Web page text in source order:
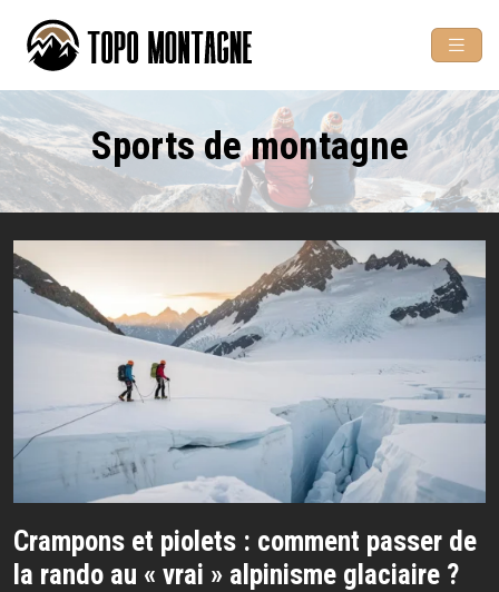
Sports de montagne
Crampons et piolets : comment passer de
la rando au « vrai » alpinisme glaciaire ?